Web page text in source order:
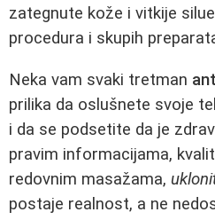
zategnute kože i vitkije
procedura i skupih
Neka vam svaki tretman
prilika da oslušnete svoje
i da se podsetite da je
pravim informacijama,
redovnim masažama,
postaje realnost, a ne